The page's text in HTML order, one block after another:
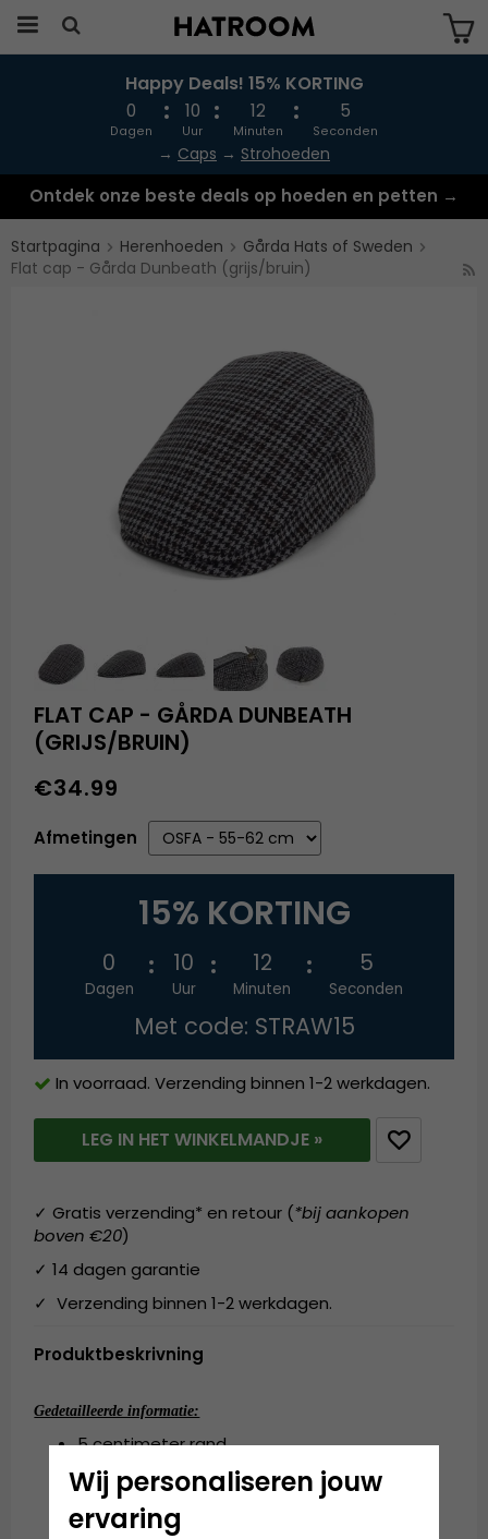
Produkten har blivit tillagd i varukorgen
Happy Deals! 15% KORTING
0
Dagen
10
Uur
12
Minuten
4
Seconden
→ Caps → Strohoeden
Ontdek onze beste deals op hoeden en petten →
Startpagina Herenhoeden
Gårda Hats of Sweden
Flat cap - Gårda Dunbeath (grijs/bruin)
FLAT CAP - GÅRDA DUNBEATH
(GRIJS/BRUIN)
€34.99
Afmetingen
15% KORTING
0
Dagen
10
Uur
12
Minuten
4
Seconden
Met code: STRAW15
In voorraad. Verzending binnen 1-2 werkdagen.
LEG IN HET WINKELMANDJE »
✓ Gratis verzending* en retour (*bij aankopen
boven €20)
✓ 14 dagen garantie
✓ Verzending binnen 1-2 werkdagen.
Produktbeskrivning
Gedetailleerde informatie:
5 centimeter rand.
Materiaal:
30% wol, 70% polyester.
Gemaakt in China.
Wij personaliseren jouw
ervaring